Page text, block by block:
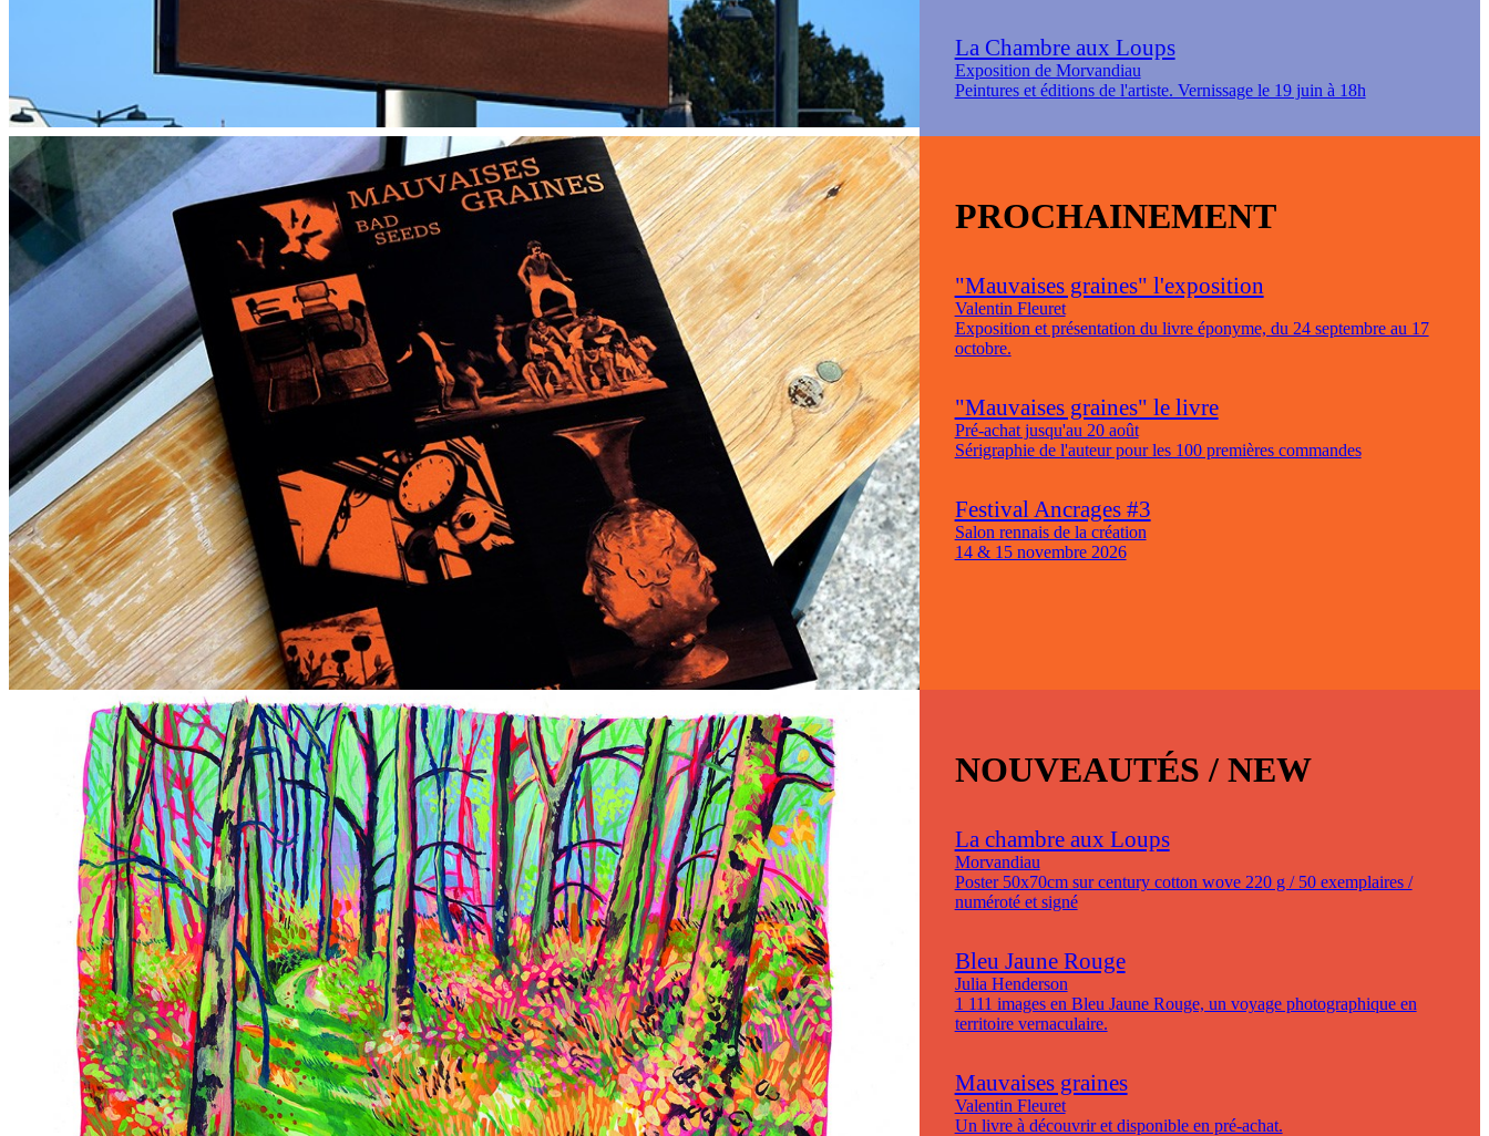
La Chambre aux Loups
Exposition de Morvandiau
Peintures et éditions de l'artiste. Vernissage le 19 juin à 18h
PROCHAINEMENT
"Mauvaises graines" l'exposition
Valentin Fleuret
Exposition et présentation du livre éponyme, du 24 septembre au 17
octobre.
"Mauvaises graines" le livre
Pré-achat jusqu'au 20 août
Sérigraphie de l'auteur pour les 100 premières commandes
Festival Ancrages #3
Salon rennais de la création
14 & 15 novembre 2026
NOUVEAUTÉS / NEW
La chambre aux Loups
Morvandiau
Poster 50x70cm sur century cotton wove 220 g / 50 exemplaires /
numéroté et signé
Bleu Jaune Rouge
Julia Henderson
1 111 images en Bleu Jaune Rouge, un voyage photographique en
territoire vernaculaire.
Mauvaises graines
Valentin Fleuret
Un livre à découvrir et disponible en pré-achat.